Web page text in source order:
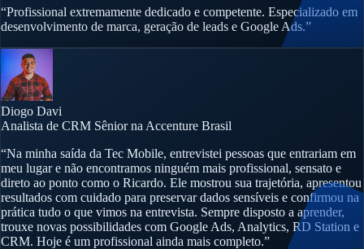
“Profissional extremamente dedicado e competente. Especializado em
desenvolvimento de marca, geração de leads e Google Ads.”
Diogo Davi
Analista de CRM Sênior na Accenture Brasil
“Na minha saída da Tec Mobile, entrevistei pessoas que entrariam em
meu lugar e não encontramos ninguém mais profissional, sensato e
direto ao ponto como o Ricardo. Ele mostrou sua trajetória, apresentou
resultados com cuidado para preservar dados sensíveis e confirmou na
prática tudo o que vimos na entrevista. Sempre disposto a aprender,
trouxe novas possibilidades com Google Ads, Analytics, RD Station e
CRM. Hoje é um profissional ainda mais completo.”